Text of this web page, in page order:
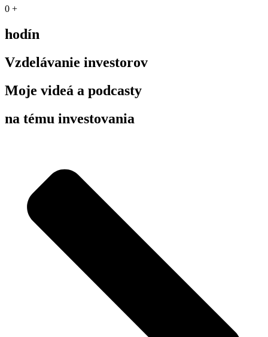
0 +
hodín
Vzdelávanie investorov
Moje videá a podcasty
na tému investovania